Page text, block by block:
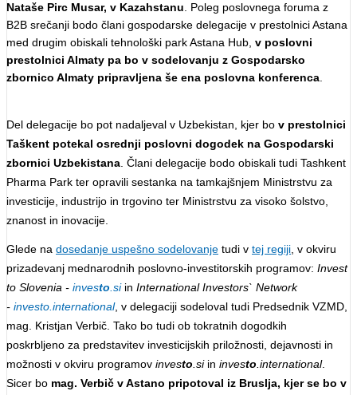
Nataše Pirc Musar, v Kazahstanu . Poleg poslovnega foruma z
B2B srečanji bodo člani gospodarske delegacije v prestolnici Astana
med drugim obiskali tehnološki park Astana Hub, v poslovni
prestolnici Almaty pa bo v sodelovanju z Gospodarsko
zbornico Almaty pripravljena še ena poslovna konferenca
Del delegacije bo pot nadaljeval v Uzbekistan, kjer bo v prestolnici
Taškent potekal osrednji poslovni dogodek na Gospodarski
zbornici Uzbekistana . Člani delegacije bodo obiskali tudi Tashkent
Pharma Park ter opravili sestanka na tamkajšnjem Ministrstvu za
investicije, industrijo in trgovino ter Ministrstvu za visoko šolstvo,
znanost in inovacije.
Glede na dosedanje uspešno sodelovanje tudi v tej regiji , v okviru
prizadevanj mednarodnih poslovno-investitorskih programov: Invest
to Slovenia - investo .siin International Investors` Network
- investo.international, v delegaciji sodeloval tudi Predsednik VZMD,
mag. Kristjan Verbič. Tako bo tudi ob tokratnih dogodkih
poskrbljeno za predstavitev investicijskih priložnosti, dejavnosti in
možnosti v okviru programov investo .siin investo .international.
Sicer bo mag. Verbič v Astano pripotoval iz Bruslja, kjer se bo v